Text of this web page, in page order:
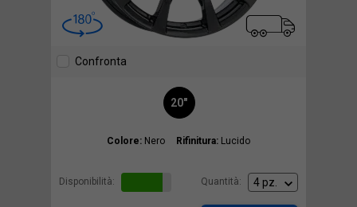
Confronta
20"
Colore: Nero Rifinitura: Lucido
Disponibilità: Quantità: